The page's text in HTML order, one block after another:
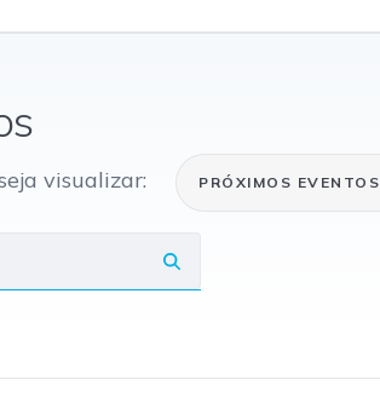
visualizar: PRÓXIMOS EVENTOS